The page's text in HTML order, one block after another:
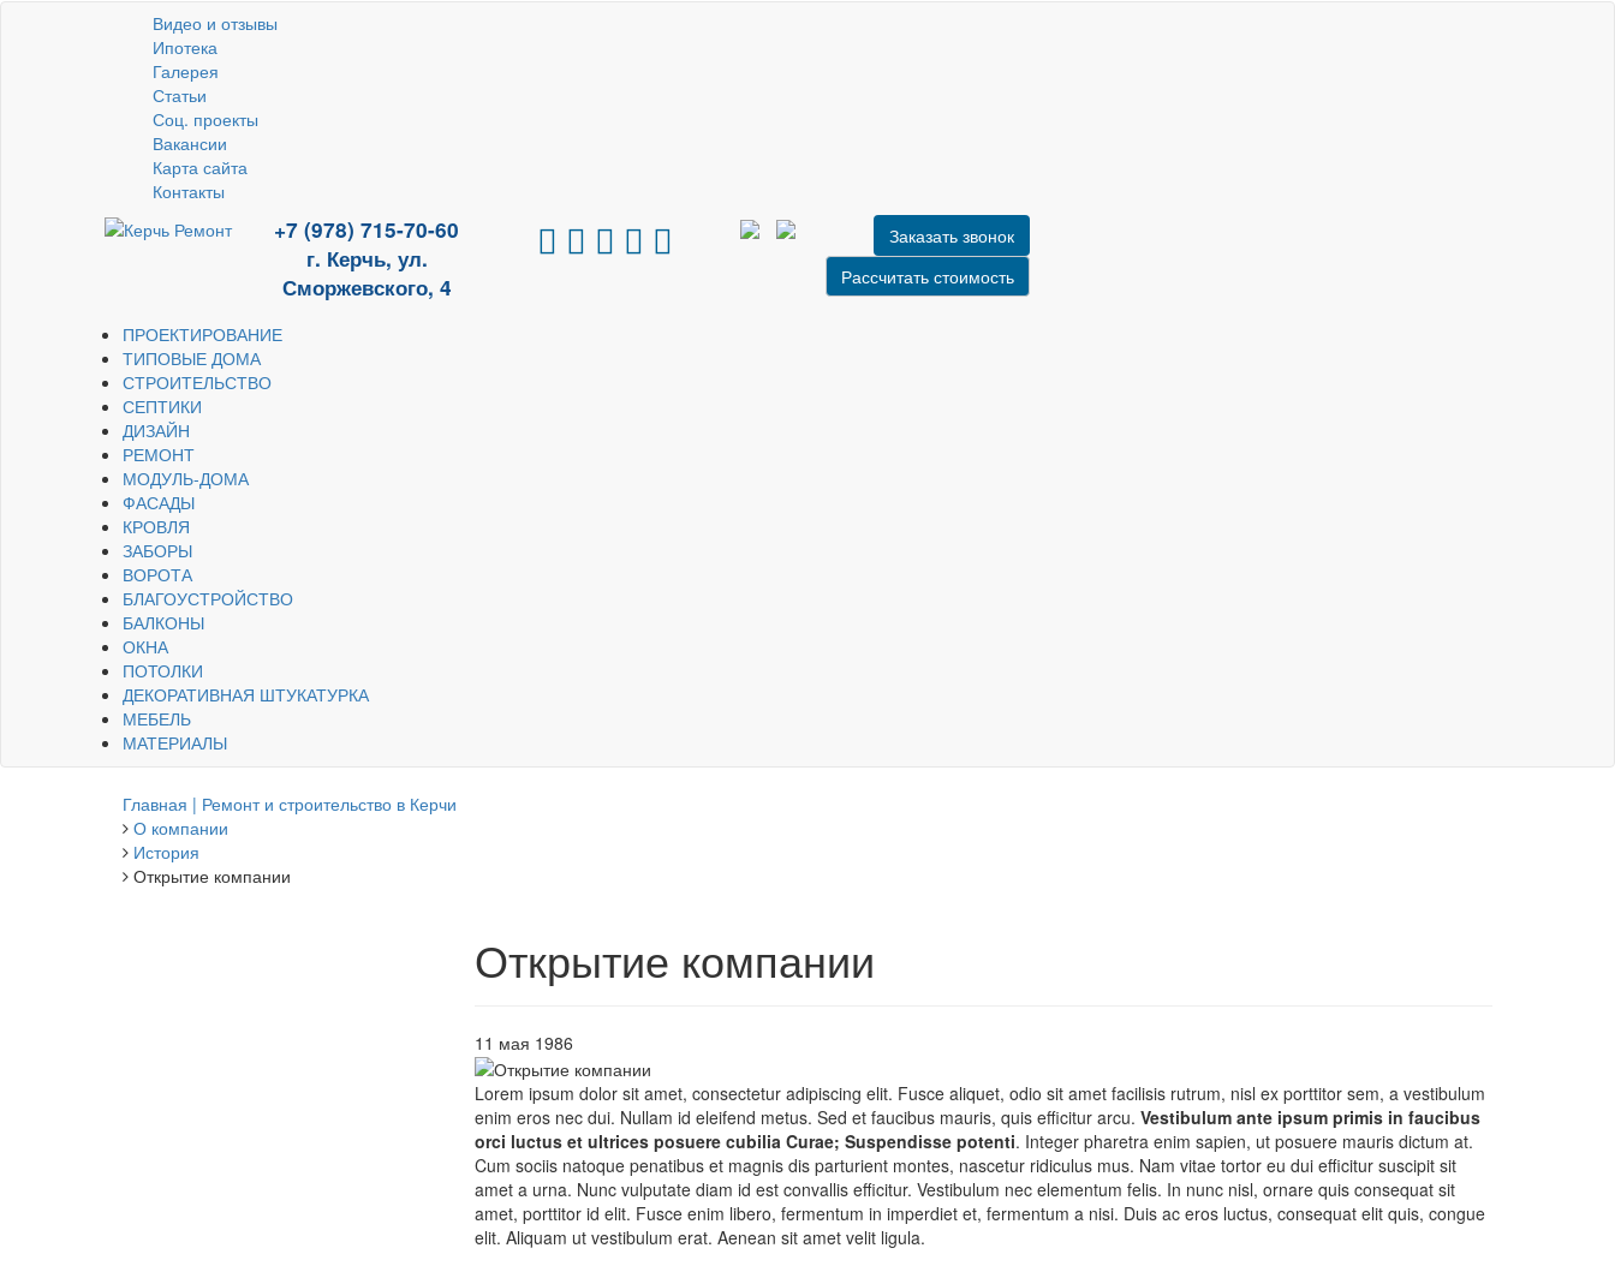
Видео и отзывы
Ипотека
Галерея
Статьи
Соц. проекты
Вакансии
Карта сайта
Контакты
+7 (978) 715-70-60
г. Керчь, ул.
Сморжевского, 4
Заказать звонок
Рассчитать стоимость
ПРОЕКТИРОВАНИЕ
ТИПОВЫЕ ДОМА
СТРОИТЕЛЬСТВО
СЕПТИКИ
ДИЗАЙН
РЕМОНТ
МОДУЛЬ-ДОМА
ФАСАДЫ
КРОВЛЯ
ЗАБОРЫ
ВОРОТА
БЛАГОУСТРОЙСТВО
БАЛКОНЫ
ОКНА
ПОТОЛКИ
ДЕКОРАТИВНАЯ ШТУКАТУРКА
МЕБЕЛЬ
МАТЕРИАЛЫ
Главная | Ремонт и строительство в Керчи
О компании
История
Открытие компании
Открытие компании
11 мая 1986
Lorem ipsum dolor sit amet, consectetur adipiscing elit. Fusce aliquet, odio sit amet facilisis rutrum, nisl ex porttitor sem, a vestibulum
enim eros nec dui. Nullam id eleifend metus. Sed et faucibus mauris, quis efficitur arcu. Vestibulum ante ipsum primis in faucibus
orci luctus et ultrices posuere cubilia Curae; Suspendisse potenti. Integer pharetra enim sapien, ut posuere mauris dictum at.
Cum sociis natoque penatibus et magnis dis parturient montes, nascetur ridiculus mus. Nam vitae tortor eu dui efficitur suscipit sit
amet a urna. Nunc vulputate diam id est convallis efficitur. Vestibulum nec elementum felis. In nunc nisl, ornare quis consequat sit
amet, porttitor id elit. Fusce enim libero, fermentum in imperdiet et, fermentum a nisi. Duis ac eros luctus, consequat elit quis, congue
elit. Aliquam ut vestibulum erat. Aenean sit amet velit ligula.